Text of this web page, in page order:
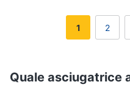
1 2
Quale asciugatrice